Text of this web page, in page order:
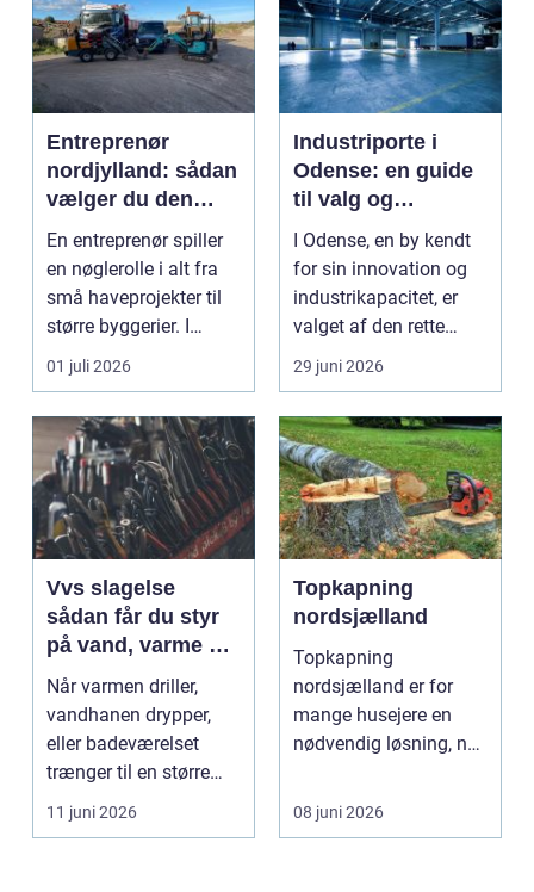
Entreprenør
nordjylland: sådan
vælger du den
rette
samarbejdspartner
til dit byggeri
En entreprenør spiller
en nøglerolle i alt fra
små haveprojekter til
større byggerier. I
Nordjylland...
01 juli 2026
Industriporte i
Odense: en guide
til valg og
installation
I Odense, en by kendt
for sin innovation og
industrikapacitet, er
valget af den rette
industriport a...
29 juni 2026
Vvs slagelse
sådan får du styr
på vand, varme og
energi i din bolig
Når varmen driller,
vandhanen drypper,
eller badeværelset
trænger til en større
renovering, er en dy...
11 juni 2026
Topkapning
nordsjælland
Topkapning
nordsjælland er for
mange husejere en
nødvendig løsning, når
mørke, ut...
08 juni 2026